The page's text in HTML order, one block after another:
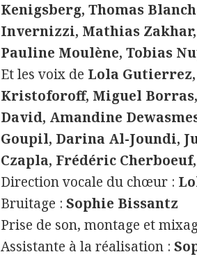
Kenigsberg, Thomas
Invernizzi, Mathias
Pauline Moulène, Tobias
Et les voix de Lola
Kristoforoff, Miguel
David, Amandine
Goupil, Darina Al-Joundi,
Czapla, Frédéric
Direction vocale du chœur :
Bruitage :Sophie Bissantz
Prise de son, montage et
Assistante à la réalisation :